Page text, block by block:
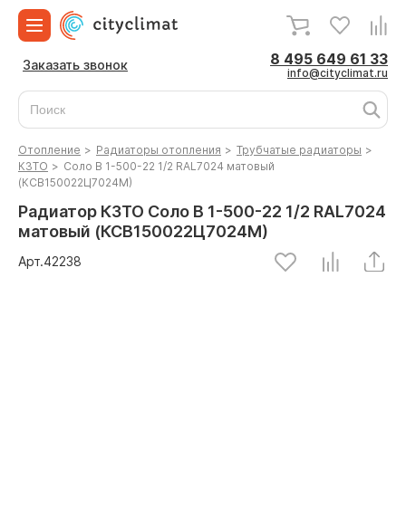
Заказать звонок 8 495 649 61 33
info@cityclimat.ru
Отопление > Радиаторы отопления > Трубчатые радиаторы >
КЗТО > Соло В 1-500-22 1/2 RAL7024 матовый
(КСВ150022Ц7024М)
Радиатор КЗТО Соло В 1-500-22 1/2 RAL7024
матовый (КСВ150022Ц7024М)
Арт.42238